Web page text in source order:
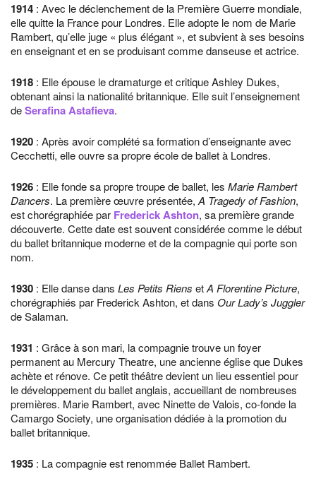
1914 : Avec le déclenchement de la Première Guerre mondiale,
elle quitte la France pour Londres. Elle adopte le nom de Marie
Rambert, qu’elle juge « plus élégant », et subvient à ses besoins
en enseignant et en se produisant comme danseuse et actrice.
1918 : Elle épouse le dramaturge et critique Ashley Dukes,
obtenant ainsi la nationalité britannique. Elle suit l’enseignement
deSerafina Astafieva.
1920 : Après avoir complété sa formation d’enseignante avec
Cecchetti, elle ouvre sa propre école de ballet à Londres.
1926 : Elle fonde sa propre troupe de ballet, les Marie Rambert
Dancers. La première œuvre présentée, A Tragedy of Fashion,
est chorégraphiée par Frederick Ashton, sa première grande
découverte. Cette date est souvent considérée comme le début
du ballet britannique moderne et de la compagnie qui porte son
nom.
1930 : Elle danse dans Les Petits Riens etA Florentine Picture,
chorégraphiés par Frederick Ashton, et dans Our Lady’s Juggler
de Salaman.
1931 : Grâce à son mari, la compagnie trouve un foyer
permanent au Mercury Theatre, une ancienne église que Dukes
achète et rénove. Ce petit théâtre devient un lieu essentiel pour
le développement du ballet anglais, accueillant de nombreuses
premières. Marie Rambert, avec Ninette de Valois, co-fonde la
Camargo Society, une organisation dédiée à la promotion du
ballet britannique.
1935 : La compagnie est renommée Ballet Rambert.